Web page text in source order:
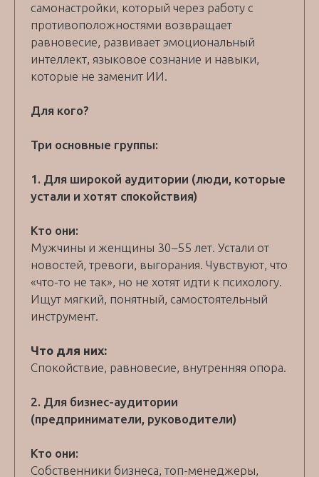
самонастройки, который через работу с
противоположностями возвращает
равновесие, развивает эмоциональный
интеллект, языковое сознание и навыки,
которые не заменит ИИ.
Для кого?
Три основные группы:
1. Для широкой аудитории (люди, которые
устали и хотят спокойствия)
Кто они:
Мужчины и женщины 30–55 лет. Устали от
новостей, тревоги, выгорания. Чувствуют, что
«что-то не так», но не хотят идти к психологу.
Ищут мягкий, понятный, самостоятельный
инструмент.
Что для них:
Спокойствие, равновесие, внутренняя опора.
2. Для бизнес-аудитории
(предприниматели, руководители)
Кто они:
Собственники бизнеса, топ-менеджеры,